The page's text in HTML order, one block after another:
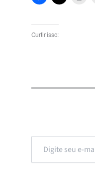
Curtir isso:
e-